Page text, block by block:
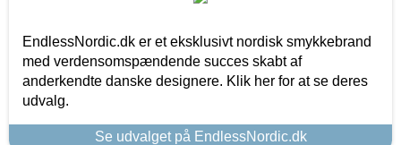
EndlessNordic.dk er et eksklusivt nordisk smykkebrand
med verdensomspændende succes skabt af
anderkendte danske designere. Klik her for at se deres
udvalg.
Se udvalget på EndlessNordic.dk